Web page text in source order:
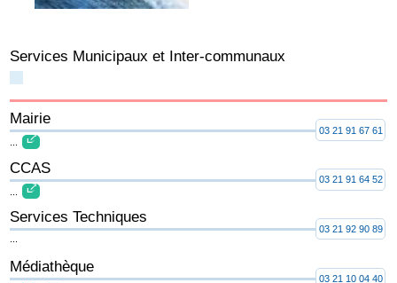
Services Municipaux et Inter-communaux
Mairie
03 21 91 67 61
CCAS
03 21 91 64 52
Services Techniques
03 21 92 90 89
Médiathèque
03 21 10 04 40